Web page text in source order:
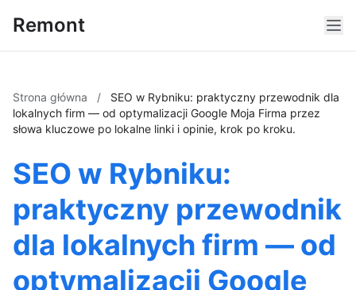
Remont
Strona główna /
SEO w Rybniku: praktyczny przewodnik dla
lokalnych firm — od optymalizacji Google Moja Firma przez
słowa kluczowe po lokalne linki i opinie, krok po kroku.
SEO w Rybniku:
praktyczny przewodnik
dla lokalnych firm — od
optymalizacji Google